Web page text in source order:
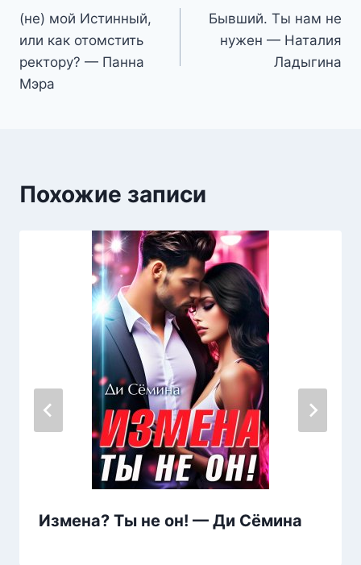
по
записям
(не) мой Истинный,
или как отомстить
ректору? — Панна
Мэра
Бывший. Ты нам не
нужен — Наталия
Ладыгина
Похожие записи
Измена? Ты не он! — Ди Сёмина